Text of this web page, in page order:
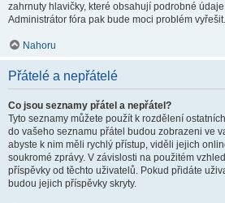
zahrnuty hlavičky, které obsahují podrobné
Administrátor fóra pak bude moci problém vyřešit.
Nahoru
Přátelé a nepřátelé
Co jsou seznamy přátel a nepřátel?
Tyto seznamy můžete použít k rozdělení
do vašeho seznamu přátel budou zobrazeni ve
abyste k nim měli rychlý přístup, viděli jejich
soukromé zprávy. V závislosti na použitém
příspěvky od těchto uživatelů. Pokud přidáte
budou jejich příspěvky skryty.